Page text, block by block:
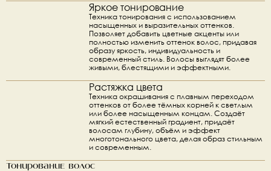
Яркое тонирование
Техника тонирования с использованием
насыщенных и выразительных оттенков.
Позволяет добавить цветные акценты или
полностью изменить оттенок волос, придавая
образу яркость, индивидуальность и
современный стиль. Волосы выглядят более
живыми, блестящими и эффектными.
Растяжка цвета
Техника окрашивания с плавным переходом
оттенков от более тёмных корней к светлым
или более насыщенным концам. Создаёт
мягкий естественный градиент, придаёт
волосам глубину, объём и эффект
многотонального цвета, делая образ стильным
и современным.
Тонирование волос